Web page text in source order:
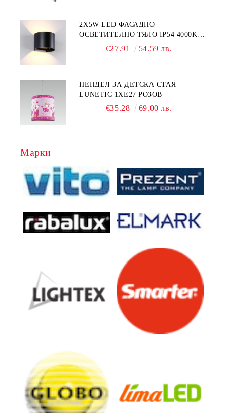
2Х5W LED ФАСАДНО
ОСВЕТИТЕЛНО ТЯЛО IP54 4000K
АЛУМИНИЙ / ЧЕРНО
€27.91 54.59 лв.
ПЕНДЕЛ ЗА ДЕТСКА СТАЯ
LUNETIC 1ХЕ27 РОЗОВ
€35.28 69.00 лв.
Марки